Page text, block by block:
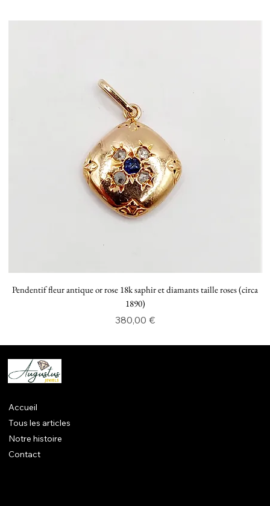
Pendentif fleur antique or rose 18k saphir et diamants taille roses (circa
1890)
Prix
380,00 €
Accueil
Tous les articles
Notre histoire
Contact